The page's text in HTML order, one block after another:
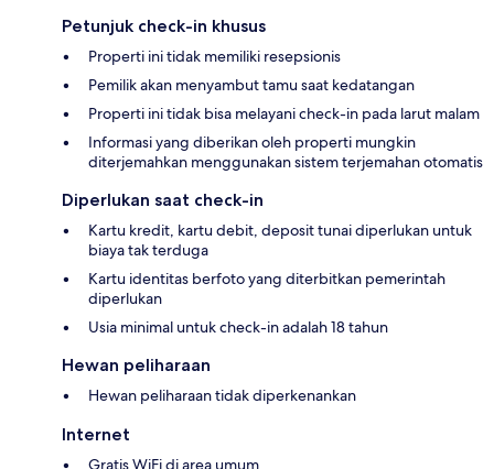
Petunjuk check-in khusus
Properti ini tidak memiliki resepsionis
Pemilik akan menyambut tamu saat kedatangan
Properti ini tidak bisa melayani check-in pada larut malam
Informasi yang diberikan oleh properti mungkin
diterjemahkan menggunakan sistem terjemahan otomatis
Diperlukan saat check-in
Kartu kredit, kartu debit, deposit tunai diperlukan untuk
biaya tak terduga
Kartu identitas berfoto yang diterbitkan pemerintah
diperlukan
Usia minimal untuk check-in adalah 18 tahun
Hewan peliharaan
Hewan peliharaan tidak diperkenankan
Internet
Gratis WiFi di area umum